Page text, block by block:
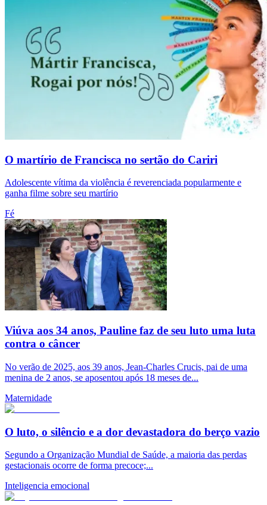
O martírio de Francisca no sertão do Cariri
Adolescente vítima da violência é reverenciada popularmente e
ganha filme sobre seu martírio
Fé
Viúva aos 34 anos, Pauline faz de seu luto uma luta
contra o câncer
No verão de 2025, aos 39 anos, Jean-Charles Crucis, pai de uma
menina de 2 anos, se aposentou após 18 meses de...
Maternidade
O luto, o silêncio e a dor devastadora do berço vazio
Segundo a Organização Mundial de Saúde, a maioria das perdas
gestacionais ocorre de forma precoce;...
Inteligencia emocional